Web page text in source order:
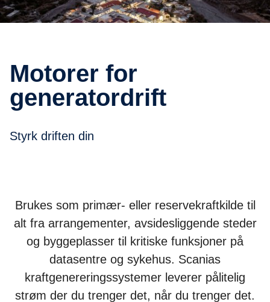
Motorer for
generatordrift
Styrk driften din
Brukes som primær- eller reservekraftkilde til
alt fra arrangementer, avsidesliggende steder
og byggeplasser til kritiske funksjoner på
datasentre og sykehus. Scanias
kraftgenereringssystemer leverer pålitelig
strøm der du trenger det, når du trenger det.